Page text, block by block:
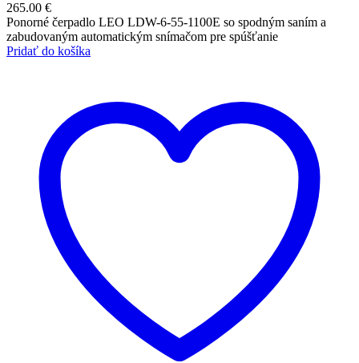
265.00 €
Ponorné čerpadlo LEO LDW-6-55-1100E so spodným saním a
zabudovaným automatickým snímačom pre spúšťanie
Pridať do košíka